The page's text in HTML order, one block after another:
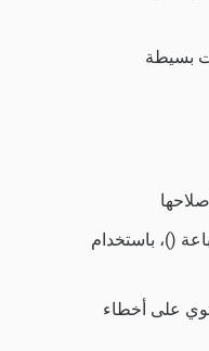
بسيطة
()، باستخدام
على أخطاء